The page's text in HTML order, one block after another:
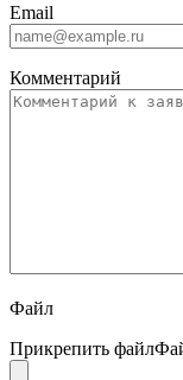
Email
Комментарий
Файл
Прикрепить файл